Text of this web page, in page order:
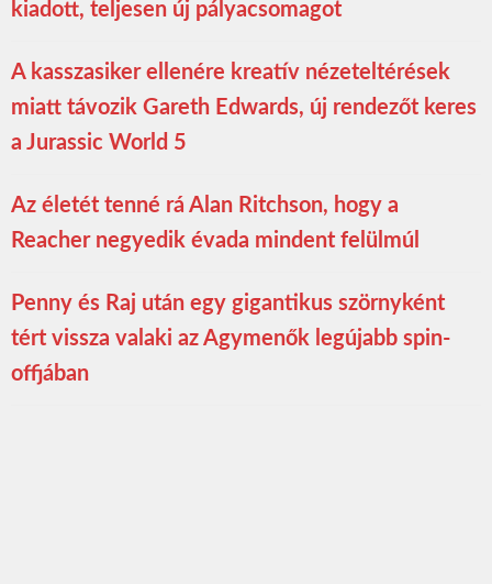
kiadott, teljesen új pályacsomagot
A kasszasiker ellenére kreatív nézeteltérések
miatt távozik Gareth Edwards, új rendezőt keres
a Jurassic World 5
Az életét tenné rá Alan Ritchson, hogy a
Reacher negyedik évada mindent felülmúl
Penny és Raj után egy gigantikus szörnyként
tért vissza valaki az Agymenők legújabb spin-
offjában